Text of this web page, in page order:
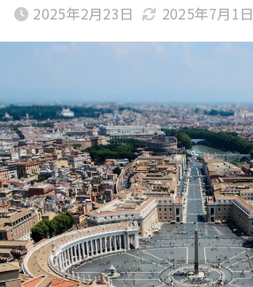
2025年2月23日 2025年7月1日